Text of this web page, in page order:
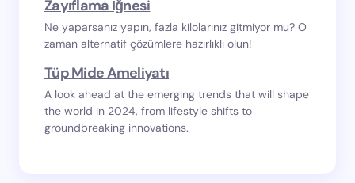
Zayıflama İğnesi
Ne yaparsanız yapın, fazla kilolarınız gitmiyor mu? O
zaman alternatif çözümlere hazırlıklı olun!
Tüp Mide Ameliyatı
A look ahead at the emerging trends that will shape
the world in 2024, from lifestyle shifts to
groundbreaking innovations.